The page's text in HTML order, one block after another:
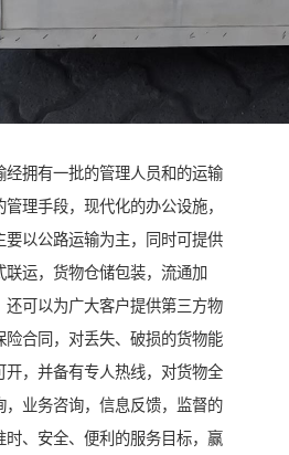
经拥有一批的管理人员和的运输
理手段，现代化的办公设施，
要以公路运输为主，同时可提供
运，货物仓储包装，流通加
还可以为广大客户提供第三方物
险合同，对丢失、破损的货物能
开，并备有专人热线，对货物全
，业务咨询，信息反馈，监督的
时、安全、便利的服务目标，赢